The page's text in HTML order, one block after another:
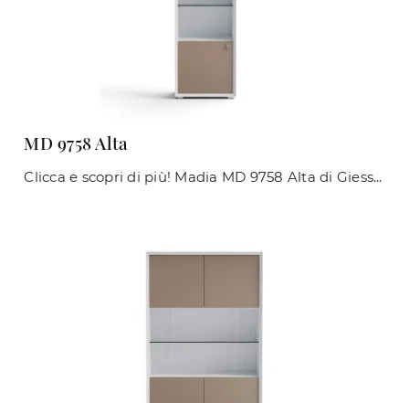
MD 9758 Alta
Clicca e scopri di più! Madia MD 9758 Alta di Giessegi in laccato opaco: ti sta aspettando per impreziosire le tue stanze moderne.